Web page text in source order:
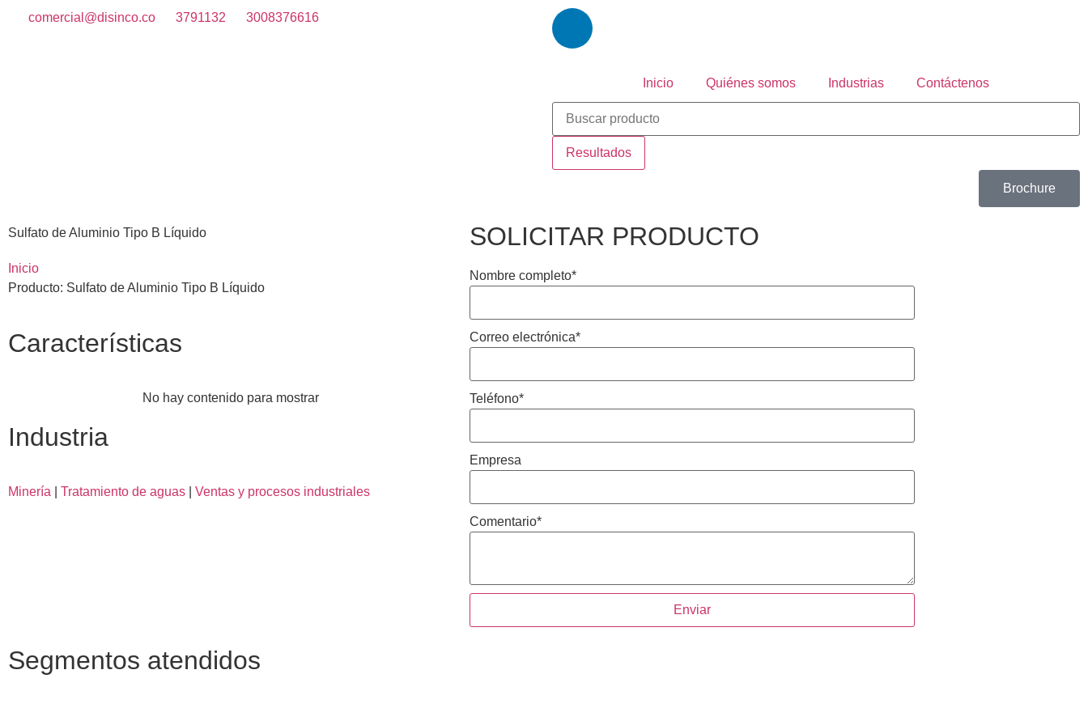
comercial@disinco.co 3791132 3008376616
Inicio Quiénes somos Industrias Contáctenos
Resultados
Brochure
Sulfato de Aluminio Tipo B Líquido
Inicio
Producto: Sulfato de Aluminio Tipo B Líquido
Características
No hay contenido para mostrar
Industria
Minería Tratamiento de aguas Ventas y procesos industriales
SOLICITAR PRODUCTO
Nombre completo*
Correo electrónica*
Teléfono*
Empresa
Comentario*
Enviar
Segmentos atendidos